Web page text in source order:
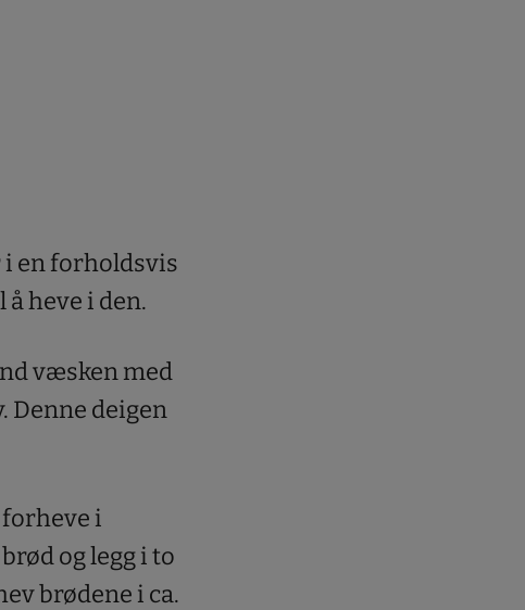
en forholdsvis
heve i den.
væsken med
Denne deigen
i
og legg i to
brødene i ca.